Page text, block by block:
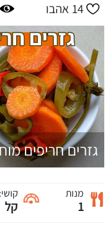
14 אהבו
גזרים חריפים
מנות
1
קושי:
קל